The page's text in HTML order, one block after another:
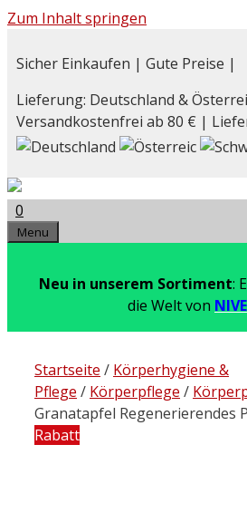
Zum Inhalt springen
Sicher Einkaufen | Gute Preise |
Lieferung: Deutschland &
Versandkostenfrei ab 80 € |
0
Menu
Neu in unserem Sortiment:
die Welt von
Startseite / Körperhygiene &
Pflege / Körperpflege /
Granatapfel Regenerierendes
Rabatt